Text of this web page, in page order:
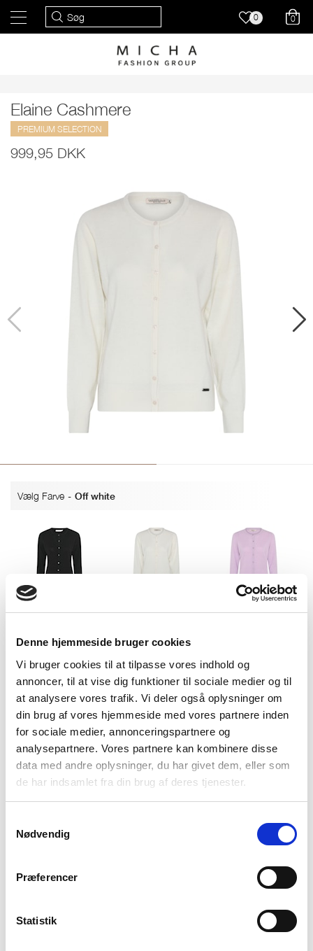
Denne hjemmeside bruger cookies
Vi bruger cookies til at tilpasse vores indhold og
annoncer, til at vise dig funktioner til sociale medier og til
at analysere vores trafik. Vi deler også oplysninger om
din brug af vores hjemmeside med vores partnere inden
for sociale medier, annonceringspartnere og
analysepartnere. Vores partnere kan kombinere disse
data med andre oplysninger, du har givet dem, eller som
de har indsamlet fra din brug af deres tjenester.
Nødvendig
Præferencer
Statistik
0 0
Elaine Cashmere
PREMIUM SELECTION
999,95 DKK
Vælg Farve - Off white
Dark Grey Melange Camel melange
Vælg Størrelse